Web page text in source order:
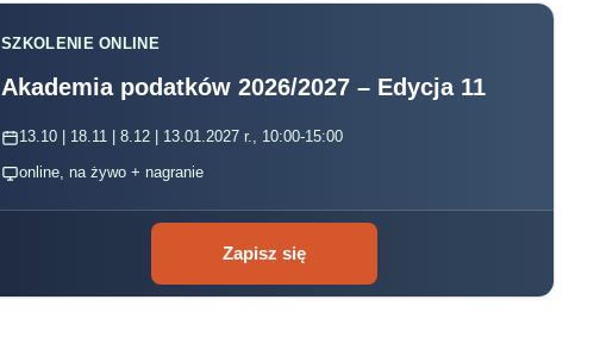
SZKOLENIE ONLINE
Akademia podatków 2026/2027 – Edycja 11
13.10 | 18.11 | 8.12 | 13.01.2027 r., 10:00-15:00
online, na żywo + nagranie
Zapisz się